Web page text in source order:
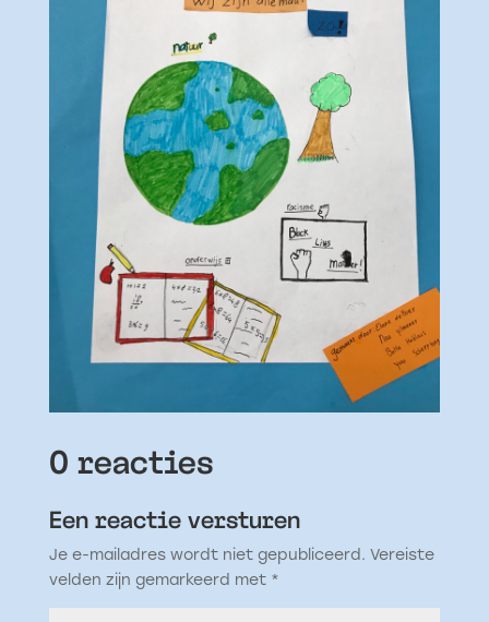
0 reacties
Een reactie versturen
Je e-mailadres wordt niet gepubliceerd. Vereiste
velden zijn gemarkeerd met *